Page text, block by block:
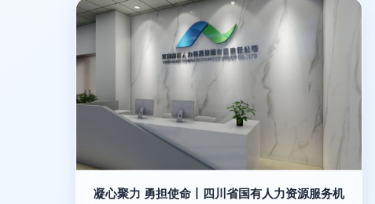
凝心聚力 勇担使命丨四川省国有人力资源服务机